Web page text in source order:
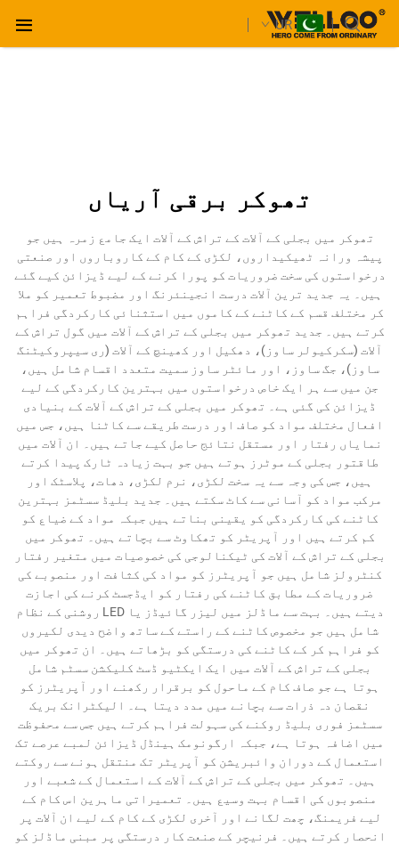
UR
تھوکر برقی آریاں
تھوکر میں بجلی کے آلات کے تراش کے آلات ایک جامع زمرہ ہیں جو
پیشہ ورانہ ٹھیکیداروں، لکڑی کے کام کے کاروباروں اور صنعتی
درخواستوں کی سخت ضروریات کو پورا کرنے کے لیے ڈیزائن کیے گئے
ہیں۔ یہ جدید ترین آلات درست انجینئرنگ اور مضبوط تعمیر کو ملا
کر مختلف قسم کے کاٹنے کے کاموں میں استثنائی کارکردگی فراہم
کرتے ہیں۔ جدید تھوکر میں بجلی کے تراش کے آلات میں گول تراش کے
آلات (سکرکیولر ساوز)، دھکیل اور کھینچ کے آلات (ری سیپروکیٹنگ
ساوز)، جگ ساوز، اور مائٹر ساوز سمیت متعدد اقسام شامل ہیں،
جن میں سے ہر ایک خاص درخواستوں میں بہترین کارکردگی کے لیے
ڈیزائن کی گئی ہے۔ تھوکر میں بجلی کے تراش کے آلات کے بنیادی
افعال مختلف مواد کو صاف اور درست طریقے سے کاٹنا ہیں، جس میں
نمایاں رفتار اور مستقل نتائج حاصل کیے جاتے ہیں۔ ان آلات میں
طاقتور بجلی کے موٹرز ہوتے ہیں جو بہت زیادہ ٹارک پیدا کرتے
ہیں، جس کی وجہ سے یہ سخت لکڑی، نرم لکڑی، دھات، پلاسٹک اور
مرکب مواد کو آسانی سے کاٹ سکتے ہیں۔ جدید بلیڈ سسٹمز بہترین
کاٹنے کی کارکردگی کو یقینی بناتے ہیں جبکہ مواد کے ضیاع کو
کم کرتے ہیں اور آپریٹر کو تھکاوٹ سے بچاتے ہیں۔ تھوکر میں
بجلی کے تراش کے آلات کی ٹیکنالوجی کی خصوصیات میں متغیر رفتار
کنٹرولز شامل ہیں جو آپریٹرز کو مواد کی کثافت اور منصوبے کی
ضروریات کے مطابق کاٹنے کی رفتار کو ایڈجسٹ کرنے کی اجازت
دیتے ہیں۔ بہت سے ماڈلز میں لیزر گائیڈز یا LED روشنی کے نظام
شامل ہیں جو مخصوص کاٹنے کے راستے کے ساتھ واضح دیدی لکیروں
کو فراہم کر کے کاٹنے کی درستگی کو بڑھاتے ہیں۔ ان تھوکر میں
بجلی کے تراش کے آلات میں ایک ایکٹیو ڈسٹ کلیکشن سسٹم شامل
ہوتا ہے جو صاف کام کے ماحول کو برقرار رکھنے اور آپریٹرز کو
نقصان دہ ذرات سے بچانے میں مدد دیتا ہے۔ الیکٹرانک بریک
سسٹمز فوری بلیڈ روکنے کی سہولت فراہم کرتے ہیں جس سے محفوظت
میں اضافہ ہوتا ہے، جبکہ ارگونومک ہینڈل ڈیزائن لمبے عرصے تک
استعمال کے دوران وائبریشن کو آپریٹر تک منتقل ہونے سے روکتے
ہیں۔ تھوکر میں بجلی کے تراش کے آلات کے استعمال کے شعبے اور
منصوبوں کی اقسام بہت وسیع ہیں۔ تعمیراتی ماہرین اس کام کے
لیے فریمنگ، چھت لگانے اور آخری لکڑی کے کام کے لیے ان آلات پر
انحصار کرتے ہیں۔ فرنیچر کے صنعت کار درستگی پر مبنی ماڈلز کو